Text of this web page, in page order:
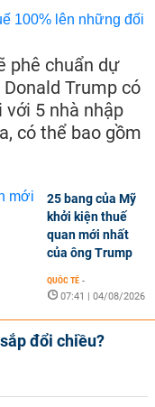
phê chuẩn dự
Trump có
với 5 nhà nhập
có thể bao gồm
25 bang của Mỹ
khởi kiện thuế
quan mới nhất
của ông Trump
QUỐC TẾ -
07:41 | 04/08/2026
đổi chiều?